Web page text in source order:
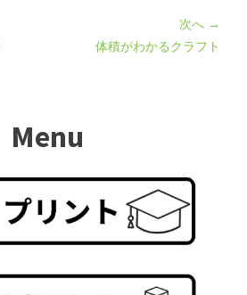
次へ →
体積がわかるクラフト
Menu